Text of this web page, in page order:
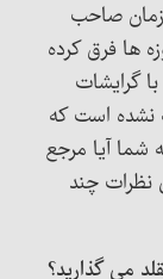
صاحب
ها فرق کرده
گرایشات
نشده است که
شما آیا مرجع
نظرات چند
می گذارید؟